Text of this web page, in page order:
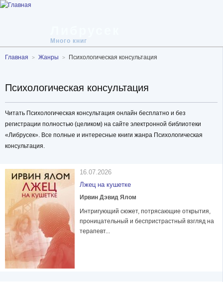
Много книг
Главная Жанры Психологическая консультация
Психологическая консультация
Читать Психологическая консультация онлайн бесплатно и без
регистрации полностью (целиком) на сайте электронной библиотеки
«Либрусек». Все полные и интересные книги жанра Психологическая
консультация.
16.07.2026
Лжец на кушетке
Ирвин Дэвид Ялом
Интригующий сюжет, потрясающие открытия,
проницательный и беспристрастный взгляд на
терапевт...